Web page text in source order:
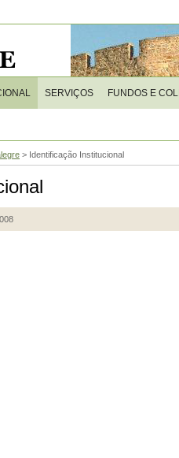
SERVIÇOS FUNDOS E
> Identificação Institucional